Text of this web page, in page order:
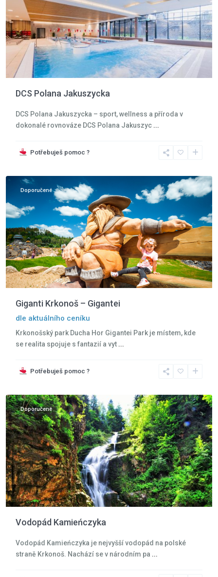
DCS Polana Jakuszycka
DCS Polana Jakuszycka – sport, wellness a příroda v
dokonalé rovnováze DCS Polana Jakuszyc ...
Potřebuješ pomoc ?
Szklarska
Doporučené
Giganti Krkonoš – Gigantei
dle aktuálního ceníku
Krkonošský park Ducha Hor Gigantei Park je místem, kde
se realita spojuje s fantazií a vyt ...
Potřebuješ pomoc ?
Jizerské
Szklarska
Doporučené
Vodopád Kamieńczyka
Vodopád Kamieńczyka je nejvyšší vodopád na polské
straně Krkonoš. Nachází se v národním pa ...